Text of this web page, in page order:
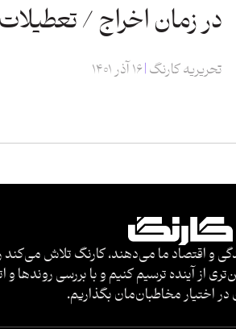
در زمان اخراج /
تحریریه کارنگ ۱۶ آذر ۱۴۰۱
و اقتصاد ما می‌دهند، کارنگ تلاش می‌کند
از آینده ترسیم کنیم و با بررسی روندها و
اختیار مخاطبان‌مان بگذاریم.